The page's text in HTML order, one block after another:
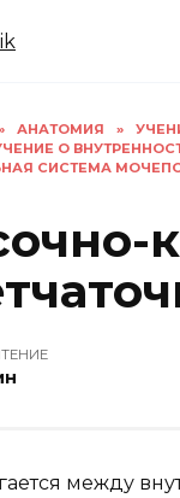
АНАТОМИЯ »
О
СИСТЕМА
между